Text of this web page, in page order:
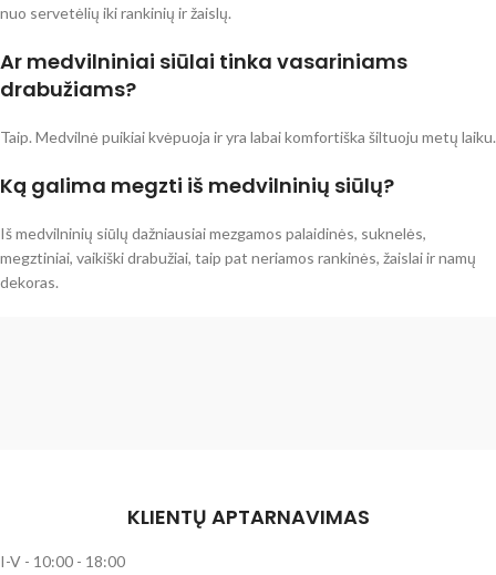
nuo servetėlių iki rankinių ir žaislų.
Ar medvilniniai siūlai tinka vasariniams
drabužiams?
Taip. Medvilnė puikiai kvėpuoja ir yra labai komfortiška šiltuoju metų laiku.
Ką galima megzti iš medvilninių siūlų?
Iš medvilninių siūlų dažniausiai mezgamos palaidinės, suknelės,
megztiniai, vaikiški drabužiai, taip pat neriamos rankinės, žaislai ir namų
dekoras.
KLIENTŲ APTARNAVIMAS
I-V - 10:00 - 18:00